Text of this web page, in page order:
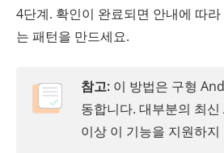
4단계. 확인이 완료되면 안내에 따
는 패턴을 만드세요.
참고: 이 방법은 구형
동합니다. 대부분의 최
이상 이 기능을 지원하지